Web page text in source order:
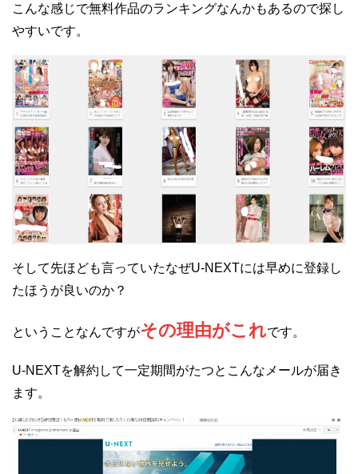
こんな感じで無料作品のランキングなんかもあるので探し
やすいです。
そして先ほども言っていたなぜU-NEXTには早めに登録し
たほうが良いのか？
ということなんですがその理由がこれです。
U-NEXTを解約して一定期間がたつとこんなメールが届き
ます。